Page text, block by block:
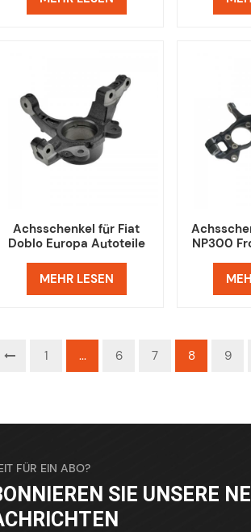
Achsschenkel für Fiat
Doblo Europa Autoteile
MEHR LESEN
NP300
1 ... 6 7 8 9
FÜR EIN ABO?
SIE UNSERE